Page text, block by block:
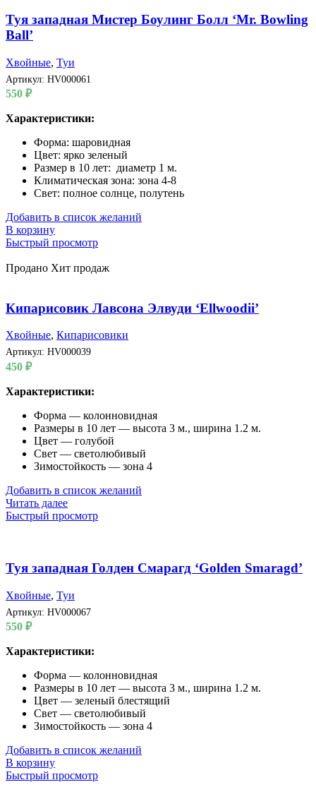
Туя западная Мистер Боулинг Болл ‘Mr. Bowling
Ball’
Хвойные, Туи
Артикул: HV000061
550 ₽
Характеристики:
Форма: шаровидная
Цвет: ярко зеленый
Размер в 10 лет: диаметр 1 м.
Климатическая зона: зона 4-8
Свет: полное солнце, полутень
Добавить в список желаний
В корзину
Быстрый просмотр
Продано Хит продаж
Кипарисовик Лавсона Элвуди ‘Ellwoodii’
Хвойные, Кипарисовики
Артикул: HV000039
450 ₽
Характеристики:
Форма — колонновидная
Размеры в 10 лет — высота 3 м., ширина 1.2 м.
Цвет — голубой
Свет — светолюбивый
Зимостойкость — зона 4
Добавить в список желаний
Читать далее
Быстрый просмотр
Туя западная Голден Смарагд ‘Golden Smaragd’
Хвойные, Туи
Артикул: HV000067
550 ₽
Характеристики:
Форма — колонновидная
Размеры в 10 лет — высота 3 м., ширина 1.2 м.
Цвет — зеленый блестящий
Свет — светолюбивый
Зимостойкость — зона 4
Добавить в список желаний
В корзину
Быстрый просмотр